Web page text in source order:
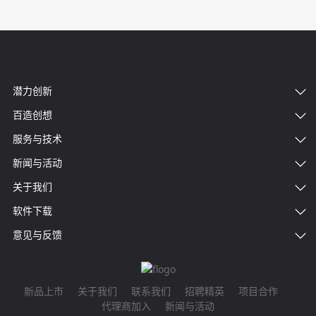
潜力创新
百造创想
服务与技术
新闻与活动
关于我们
软件下载
意见与反馈
新品上市 关于我们 联系我们 招聘精英
项目合作
代理商加入
新闻与活动